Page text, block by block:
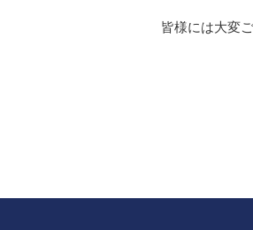
皆様には大変